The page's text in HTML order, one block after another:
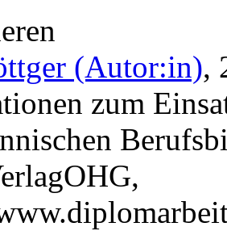
(Autor:in),
zum